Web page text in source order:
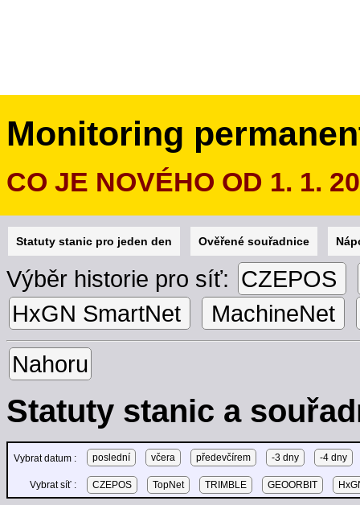
Monitoring
CO JE NOVÉHO OD 1. 1.
Statuty stanic pro jeden den Ověřené souřadnice
Výběr historie pro síť: CZEPOS
HxGN SmartNet
MachineNet
Nahoru
Statuty stanic a
Vybrat datum : poslední včera předevčírem -3 dny -4 dny
Vybrat síť : CZEPOS TopNet TRIMBLE GEOORBIT